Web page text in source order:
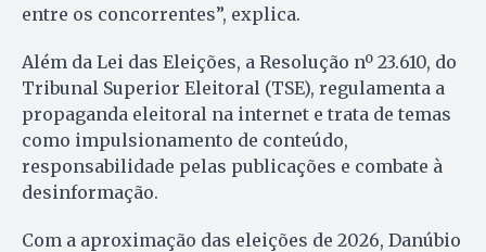
entre os concorrentes”, explica.
Além da Lei das Eleições, a Resolução nº 23.610, do
Tribunal Superior Eleitoral (TSE), regulamenta a
propaganda eleitoral na internet e trata de temas
como impulsionamento de conteúdo,
responsabilidade pelas publicações e combate à
desinformação.
Com a aproximação das eleições de 2026, Danúbio